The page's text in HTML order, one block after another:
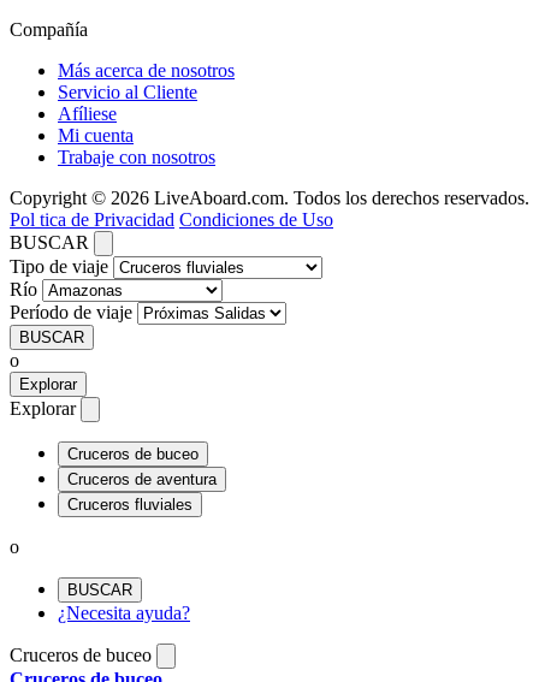
Compañía
Más acerca de nosotros
Servicio al Cliente
Afíliese
Mi cuenta
Trabaje con nosotros
Copyright © 2026 LiveAboard.com. Todos los derechos reservados.
Pol tica de Privacidad Condiciones de Uso
BUSCAR
Tipo de viaje
Río
Período de viaje
BUSCAR
o
Explorar
Explorar
Cruceros de buceo
Cruceros de aventura
Cruceros fluviales
o
BUSCAR
¿Necesita ayuda?
Cruceros de buceo